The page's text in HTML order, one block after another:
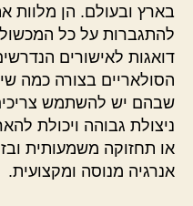
בארץ ובעולם. הן מלוות
להתגברות על כל
דואגות לאישורים
הסולאריים בצורה כמה
שבהם יש להשתמש
ניצולת גבוהה ויכולת
או תחזוקה משמעותית
אנרגיה מנוסה ומקצועית.